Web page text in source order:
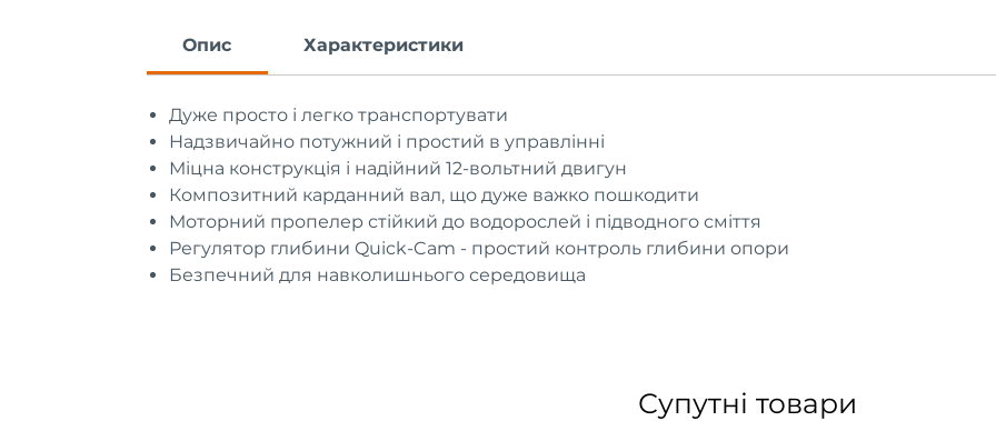
Опис Характеристики
Дуже просто і легко транспортувати
Надзвичайно потужний і простий в управлінні
Міцна конструкція і надійний 12-вольтний двигун
Композитний карданний вал, що дуже важко пошкодити
Моторний пропелер стійкий до водорослей і підводного сміття
Регулятор глибини Quick-Cam - простий контроль глибини опори
Безпечний для навколишнього середовища
Супутні товари